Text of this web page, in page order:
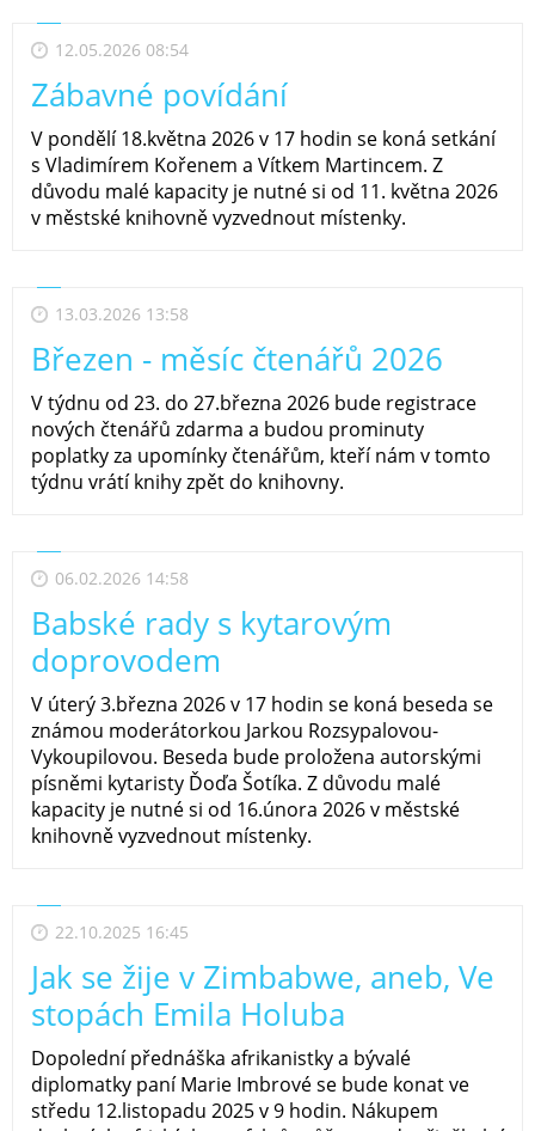
12.05.2026 08:54
Zábavné povídání
V pondělí 18.května 2026 v 17 hodin se koná setkání
s Vladimírem Kořenem a Vítkem Martincem. Z
důvodu malé kapacity je nutné si od 11. května 2026
v městské knihovně vyzvednout místenky.
13.03.2026 13:58
Březen - měsíc čtenářů 2026
V týdnu od 23. do 27.března 2026 bude registrace
nových čtenářů zdarma a budou prominuty
poplatky za upomínky čtenářům, kteří nám v tomto
týdnu vrátí knihy zpět do knihovny.
06.02.2026 14:58
Babské rady s kytarovým
doprovodem
V úterý 3.března 2026 v 17 hodin se koná beseda se
známou moderátorkou Jarkou Rozsypalovou-
Vykoupilovou. Beseda bude proložena autorskými
písněmi kytaristy Ďoďa Šotíka. Z důvodu malé
kapacity je nutné si od 16.února 2026 v městské
knihovně vyzvednout místenky.
22.10.2025 16:45
Jak se žije v Zimbabwe, aneb, Ve
stopách Emila Holuba
Dopolední přednáška afrikanistky a bývalé
diplomatky paní Marie Imbrové se bude konat ve
středu 12.listopadu 2025 v 9 hodin. Nákupem